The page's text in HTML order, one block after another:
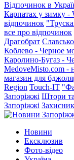
Відпочинок в
Карпатах у зимку -
відпочинок
все про відпочинок
Драгобрат Славсько
Коблево - Черное
Каролино-Бугаз -
MedoveMisto.com -
магазин для
Region Touch-IT
Запоріжжі Штори
Запоріжжі
Новини
Ексклюзив
Фото-відео